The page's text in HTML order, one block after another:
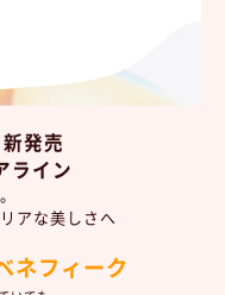
発売
ライン
アな美しさへ
ネフィーク